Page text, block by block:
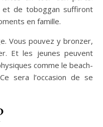
et de toboggan suffiront
en famille.
Vous pouvez y bronzer,
Et les jeunes peuvent
comme le beach-
sera l’occasion de se